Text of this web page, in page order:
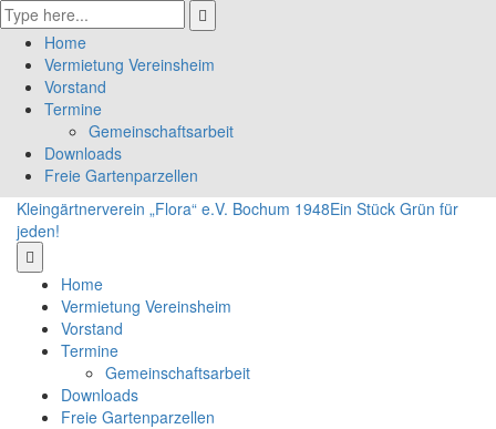
Home
Vermietung Vereinsheim
Vorstand
Termine
Gemeinschaftsarbeit
Downloads
Freie Gartenparzellen
Kleingärtnerverein „Flora“ e.V. Bochum 1948Ein Stück Grün für
jeden!
Home
Vermietung Vereinsheim
Vorstand
Termine
Gemeinschaftsarbeit
Downloads
Freie Gartenparzellen